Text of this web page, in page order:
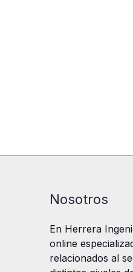
Nosotros
En Herrera
online
relacionados al